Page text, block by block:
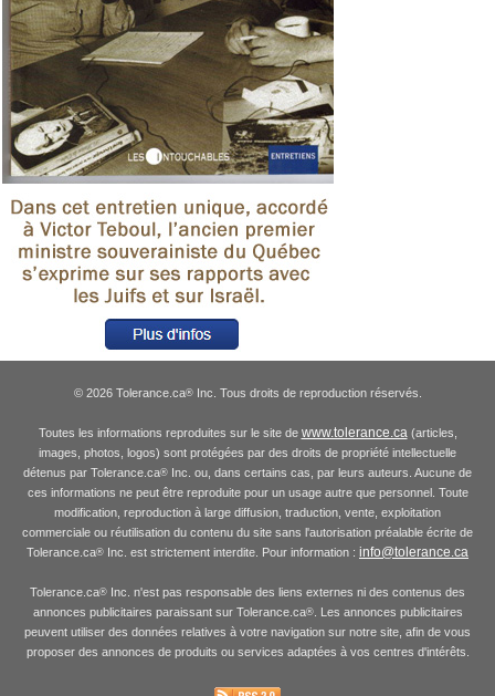
© 2026 Tolerance.ca®Inc. Tous droits de reproduction réservés.
Toutes les informations reproduites sur le site de www.tolerance.ca(articles,
images, photos, logos) sont protégées par des droits de propriété intellectuelle
détenus par Tolerance.ca® Inc. ou, dans certains cas, par leurs auteurs. Aucune de
ces informations ne peut être reproduite pour un usage autre que personnel. Toute
modification, reproduction à large diffusion, traduction, vente, exploitation
commerciale ou réutilisation du contenu du site sans l'autorisation préalable écrite de
Tolerance.ca® Inc. est strictement interdite. Pour information : info@tolerance.ca
Tolerance.ca® Inc. n'est pas responsable des liens externes ni des contenus des
annonces publicitaires paraissant sur Tolerance.ca®. Les annonces publicitaires
peuvent utiliser des données relatives à votre navigation sur notre site, afin de vous
proposer des annonces de produits ou services adaptées à vos centres d'intérêts.